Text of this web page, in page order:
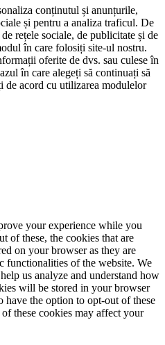
conținutul și anunțurile,
și pentru a analiza traficul. De
rețele sociale, de publicitate și de
în care folosiți site-ul nostru.
oferite de dvs. sau culese în
în care alegeți să continuați să
de acord cu utilizarea modulelor
your experience while you
of these, the cookies that are
on your browser as they are
functionalities of the website. We
us analyze and understand how
will be stored in your browser
the option to opt-out of these
these cookies may affect your